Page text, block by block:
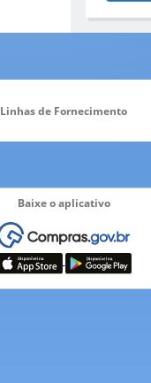
Linhas de Fornecimento
Baixe o aplicativo